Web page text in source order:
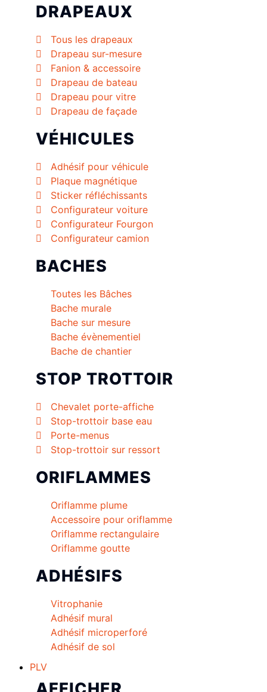
DRAPEAUX
Tous les drapeaux
Drapeau sur-mesure
Fanion & accessoire
Drapeau de bateau
Drapeau pour vitre
Drapeau de façade
VÉHICULES
Adhésif pour véhicule
Plaque magnétique
Sticker réfléchissants
Configurateur voiture
Configurateur Fourgon
Configurateur camion
BACHES
Toutes les Bâches
Bache murale
Bache sur mesure
Bache évènementiel
Bache de chantier
STOP TROTTOIR
Chevalet porte-affiche
Stop-trottoir base eau
Porte-menus
Stop-trottoir sur ressort
ORIFLAMMES
Oriflamme plume
Accessoire pour oriflamme
Oriflamme rectangulaire
Oriflamme goutte
ADHÉSIFS
Vitrophanie
Adhésif mural
Adhésif microperforé
Adhésif de sol
PLV